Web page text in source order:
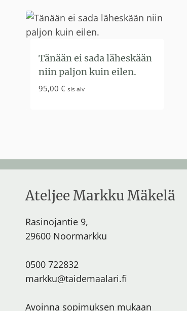
Tänään ei sada läheskään
niin paljon kuin eilen.
95,00 € sis alv
Ateljee Markku Mäkelä
Rasinojantie 9,
29600 Noormarkku
0500 722832
markku@taidemaalari.fi
Avoinna sopimuksen mukaan